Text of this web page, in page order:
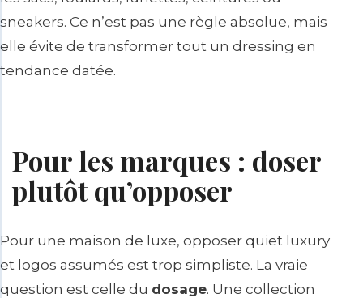
sneakers. Ce n’est pas une règle absolue, mais
elle évite de transformer tout un dressing en
tendance datée.
Pour les marques : doser
plutôt qu’opposer
Pour une maison de luxe, opposer quiet luxury
et logos assumés est trop simpliste. La vraie
question est celle du dosage. Une collection